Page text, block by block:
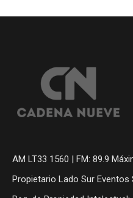
AM LT33 1560 | FM: 89.9
Propietario Lado Sur Eventos